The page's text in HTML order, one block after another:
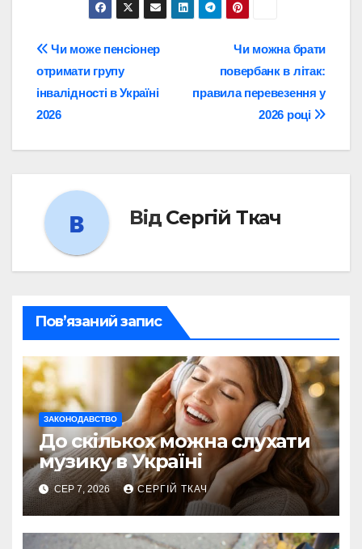
Навігація
записів
Чи можна брати
повербанк в літак:
правила перевезення у
2026 році
Чи може пенсіонер
отримати групу
інвалідності в Україні
2026
Від Сергій Ткач
Пов’язаний запис
ЗАКОНОДАВСТВО
До скількох можна слухати
музику в Україні
СЕР 7, 2026 СЕРГІЙ ТКАЧ